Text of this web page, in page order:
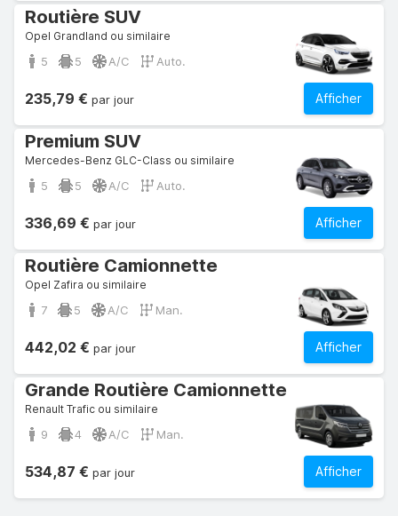
Routière SUV
Opel Grandland ou similaire
5 5 A/C Auto.
Afficher
235,79 € par jour
Premium SUV
Mercedes-Benz GLC-Class ou similaire
5 5 A/C Auto.
Afficher
336,69 € par jour
Routière Camionnette
Opel Zafira ou similaire
7 5 A/C Man.
Afficher
442,02 € par jour
Grande Routière Camionnette
Renault Trafic ou similaire
9 4 A/C Man.
Afficher
534,87 € par jour